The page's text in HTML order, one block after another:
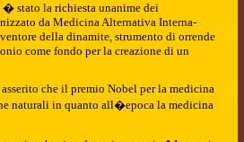
stato la richiesta unanime dei
da Medicina Alternativa Interna-
della dinamite, strumento di orrende
come fondo per la creazione di un
che il premio Nobel per la medicina
naturali in quanto all�epoca la medicina